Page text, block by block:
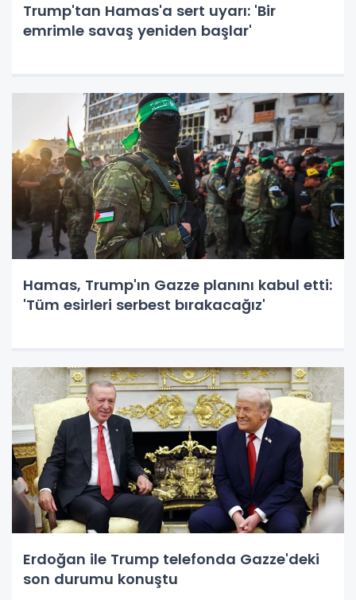
Trump'tan Hamas'a sert uyarı: 'Bir
emrimle savaş yeniden başlar'
Hamas, Trump'ın Gazze planını kabul etti:
'Tüm esirleri serbest bırakacağız'
Erdoğan ile Trump telefonda Gazze'deki
son durumu konuştu